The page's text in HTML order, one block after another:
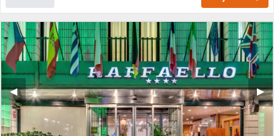
▶︎
◀︎